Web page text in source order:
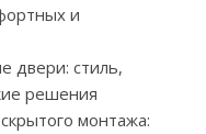
и
двери: стиль,
решения
монтажа: